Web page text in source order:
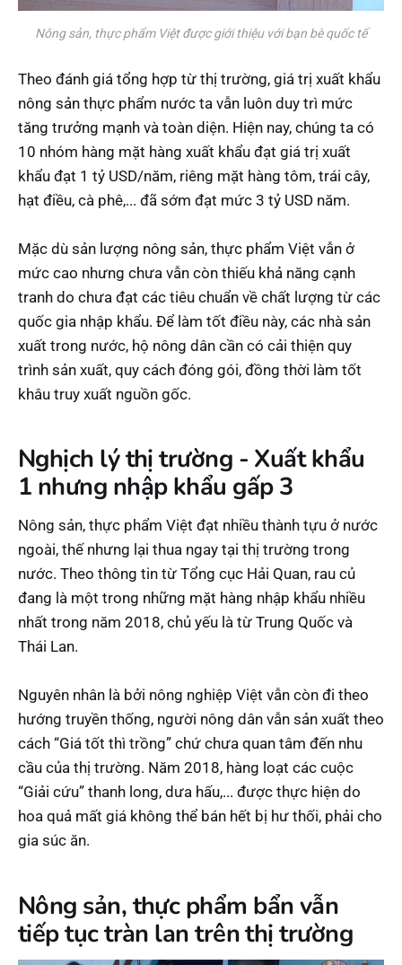
Nông sản, thực phẩm Việt được giới thiệu với bạn bè quốc tế
Theo đánh giá tổng hợp từ thị trường, giá trị xuất khẩu
nông sản thực phẩm nước ta vẫn luôn duy trì mức
tăng trưởng mạnh và toàn diện. Hiện nay, chúng ta có
10 nhóm hàng mặt hàng xuất khẩu đạt giá trị xuất
khẩu đạt 1 tỷ USD/năm, riêng mặt hàng tôm, trái cây,
hạt điều, cà phê,... đã sớm đạt mức 3 tỷ USD năm.
Mặc dù sản lượng nông sản, thực phẩm Việt vẫn ở
mức cao nhưng chưa vẫn còn thiếu khả năng cạnh
tranh do chưa đạt các tiêu chuẩn về chất lượng từ các
quốc gia nhập khẩu. Để làm tốt điều này, các nhà sản
xuất trong nước, hộ nông dân cần có cải thiện quy
trình sản xuất, quy cách đóng gói, đồng thời làm tốt
khâu truy xuất nguồn gốc.
Nghịch lý thị trường - Xuất khẩu
1 nhưng nhập khẩu gấp 3
Nông sản, thực phẩm Việt đạt nhiều thành tựu ở nước
ngoài, thế nhưng lại thua ngay tại thị trường trong
nước. Theo thông tin từ Tổng cục Hải Quan, rau củ
đang là một trong những mặt hàng nhập khẩu nhiều
nhất trong năm 2018, chủ yếu là từ Trung Quốc và
Thái Lan.
Nguyên nhân là bởi nông nghiệp Việt vẫn còn đi theo
hướng truyền thống, người nông dân vẫn sản xuất theo
cách “Giá tốt thì trồng” chứ chưa quan tâm đến nhu
cầu của thị trường. Năm 2018, hàng loạt các cuộc
“Giải cứu” thanh long, dưa hấu,... được thực hiện do
hoa quả mất giá không thể bán hết bị hư thối, phải cho
gia súc ăn.
Nông sản, thực phẩm bẩn vẫn
tiếp tục tràn lan trên thị trường